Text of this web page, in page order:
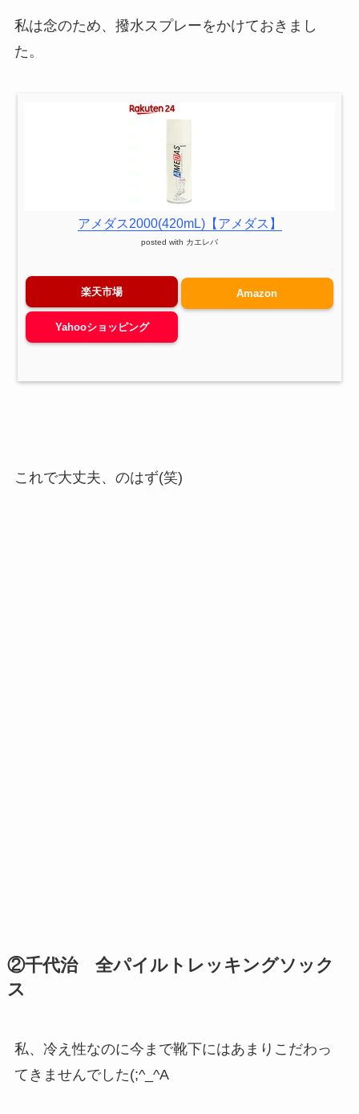
私は念のため、撥水スプレーをかけておきまし
た。
アメダス2000(420mL)【アメダス】
posted with カエレバ
楽天市場 Amazon
Yahooショッピング
これで大丈夫、のはず(笑)
②千代治 全パイルトレッキングソック
ス
私、冷え性なのに今まで靴下にはあまりこだわっ
てきませんでした(;^_^A